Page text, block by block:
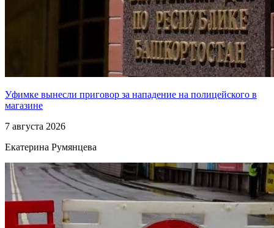
Уфимке вынесли приговор за нападение на полицейского в
магазине
7 августа 2026
Екатерина Румянцева